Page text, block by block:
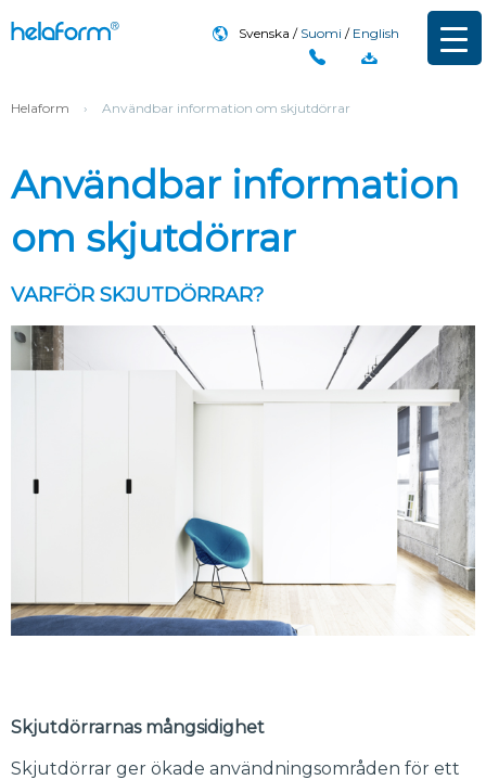
Svenska Suomi English
Helaform › Användbar information om skjutdörrar
Användbar information
om skjutdörrar
VARFÖR SKJUTDÖRRAR?
Skjutdörrarnas mångsidighet
Skjutdörrar ger ökade användningsområden för ett